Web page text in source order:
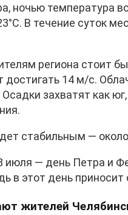
ночью температура
В течение суток
региона стоит
достигать 14 м/с.
захватят как
стабильным —
— день Петра и
в этот день
жителей